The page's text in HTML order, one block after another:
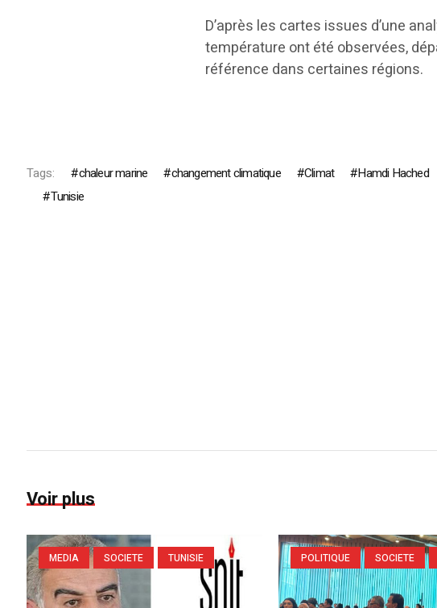
D’après les cartes issues d’une
température ont été observées,
référence dans certaines régions.
Tags: chaleur marine changement climatique Climat Hamdi Hached
Tunisie
Voir plus
MEDIA SOCIETE TUNISIE POLITIQUE SOCIETE